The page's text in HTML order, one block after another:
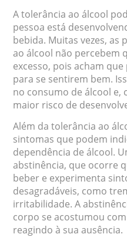
A tolerância ao álcool
pessoa está
bebida. Muitas vezes, as
ao álcool não percebem
excesso, pois acham
para se sentirem bem.
no consumo de álcool e,
maior risco de
Além da tolerância ao
sintomas que podem
dependência de álcool.
abstinência, que ocorre
beber e experimenta
desagradáveis, como
irritabilidade. A
corpo se acostumou
reagindo à sua ausência.